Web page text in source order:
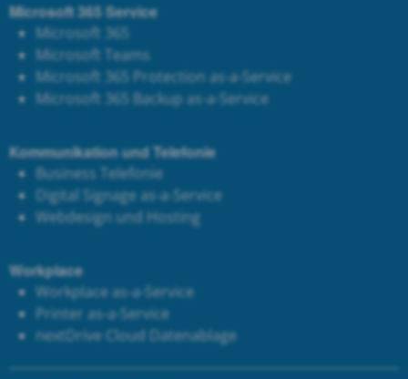
Microsoft 365 Service
Microsoft 365
Microsoft Teams
Microsoft 365 Protection as-a-Service
Microsoft 365 Backup as-a-Service
Kommunikation und Telefonie
Business Telefonie
Digital Signage as-a-Service
Webdesign und Hosting
Workplace
Workplace as-a-Service
Printer as-a-Service
nextDrive Cloud Datenablage